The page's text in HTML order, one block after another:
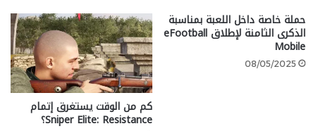
حملة خاصة داخل اللعبة بمناسبة
الذكرى الثامنة لإطلاق eFootball
Mobile
08/05/2025
كم من الوقت يستغرق إتمام
Sniper Elite: Resistance؟